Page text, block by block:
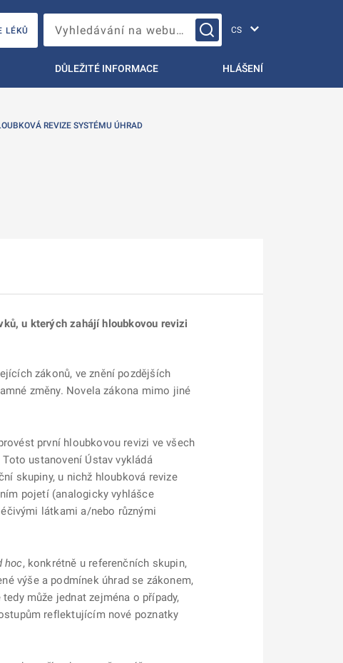
LÉKŮ Vyhledávání na webu…
DŮLEŽITÉ INFORMACE HLÁŠENÍ
REVIZE SYSTÉMU ÚHRAD
u kterých zahájí hloubkovou revizi
zákonů, ve znění pozdějších
změny. Novela zákona mimo jiné
první hloubkovou revizi ve všech
ustanovení Ústav vykládá
skupiny, u nichž hloubková revize
pojetí (analogicky vyhlášce
látkami a/nebo různými
hoc, konkrétně u referenčních skupin,
výše a podmínek úhrad se zákonem,
může jednat zejména o případy,
reflektujícím nové poznatky